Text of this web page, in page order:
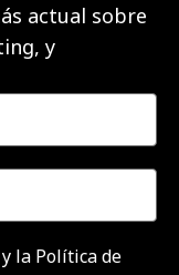
actual sobre
y
la Política de